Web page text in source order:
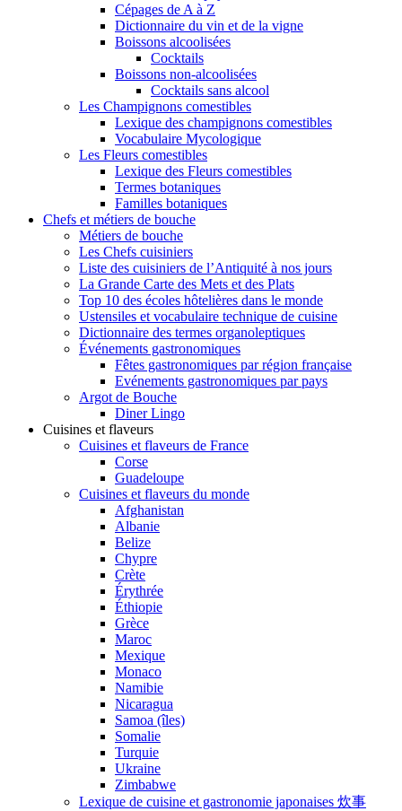
Cépages de A à Z
Dictionnaire du vin et de la vigne
Boissons alcoolisées
Cocktails
Boissons non-alcoolisées
Cocktails sans alcool
Les Champignons comestibles
Lexique des champignons comestibles
Vocabulaire Mycologique
Les Fleurs comestibles
Lexique des Fleurs comestibles
Termes botaniques
Familles botaniques
Chefs et métiers de bouche
Métiers de bouche
Les Chefs cuisiniers
Liste des cuisiniers de l’Antiquité à nos jours
La Grande Carte des Mets et des Plats
Top 10 des écoles hôtelières dans le monde
Ustensiles et vocabulaire technique de cuisine
Dictionnaire des termes organoleptiques
Événements gastronomiques
Fêtes gastronomiques par région française
Evénements gastronomiques par pays
Argot de Bouche
Diner Lingo
Cuisines et flaveurs
Cuisines et flaveurs de France
Corse
Guadeloupe
Cuisines et flaveurs du monde
Afghanistan
Albanie
Belize
Chypre
Crète
Érythrée
Éthiopie
Grèce
Maroc
Mexique
Monaco
Namibie
Nicaragua
Samoa (îles)
Somalie
Turquie
Ukraine
Zimbabwe
Lexique de cuisine et gastronomie japonaises 炊事